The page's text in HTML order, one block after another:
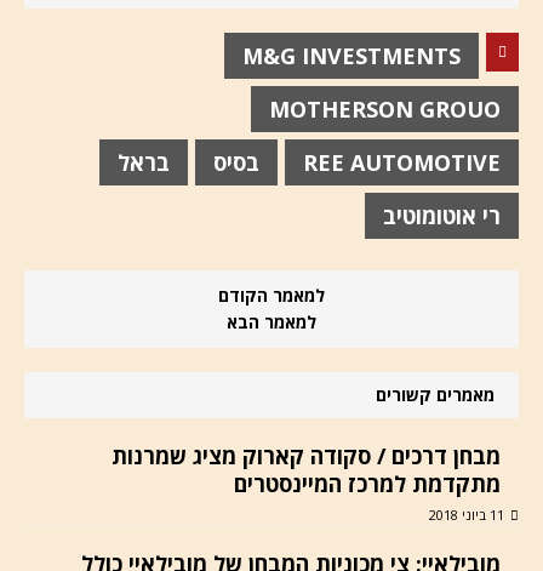
M&G INVESTMENTS
MOTHERSON GROUO
REE AUTOMOTIVE
בסיס
בראל
רי אוטומוטיב
למאמר הקודם
למאמר הבא
מאמרים קשורים
מבחן דרכים / סקודה קארוק מציג שמרנות
מתקדמת למרכז המיינסטרים
11 ביוני 2018
מובילאיי: צי מכוניות המבחן של מובילאיי כולל